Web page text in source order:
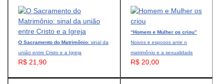
O Sacramento do Matrimônio: sinal da
união entre Cristo e a Igreja
R$ 21,90
“Homem e Mulher os criou”
Noivos e esposos ante o
matrimônio e a sexualidade
R$ 20,00